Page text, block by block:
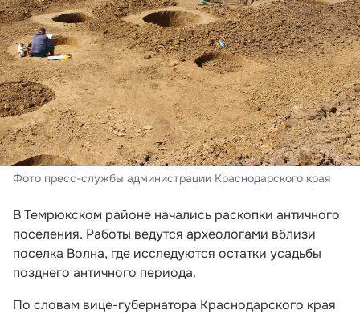
Фото пресс-службы администрации Краснодарского края
В Темрюкском районе начались раскопки античного
поселения. Работы ведутся археологами вблизи
поселка Волна, где исследуются остатки усадьбы
позднего античного периода.
По словам вице-губернатора Краснодарского края